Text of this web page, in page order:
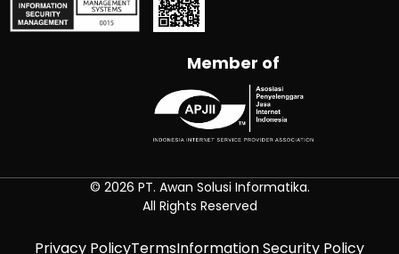
Member of
© 2026 PT. Awan Solusi Informatika.
All Rights Reserved
Privacy PolicyTermsInformation Security Policy